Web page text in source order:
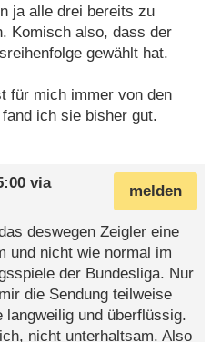
ja alle drei bereits zu
Komisch also, dass der
gewählt hat.
für mich immer von den
ich sie bisher gut.
melden
via
deswegen Zeigler eine
und nicht wie normal im
der Bundesliga. Nur
die Sendung teilweise
langweilig und überflüssig.
nicht unterhaltsam. Also